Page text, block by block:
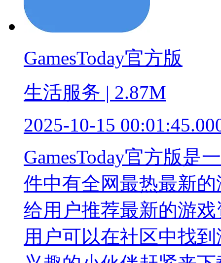
GamesToday官方版
生活服务 | 2.87M
2025-10-15
GamesToday官方版是
件中有全网最热最新
给用户推荐最新的游
用户可以在社区中找